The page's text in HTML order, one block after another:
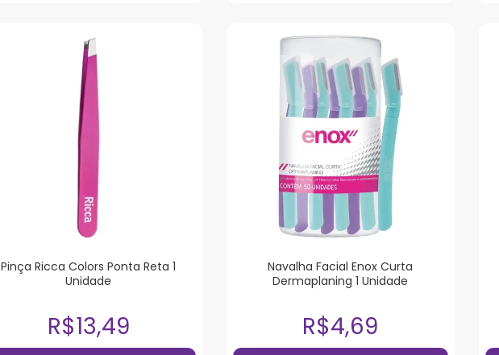
Pinça Ricca Colors Ponta Reta 1
Unidade
R$13,49
Navalha Facial Enox Curta
Dermaplaning 1 Unidade
R$4,69